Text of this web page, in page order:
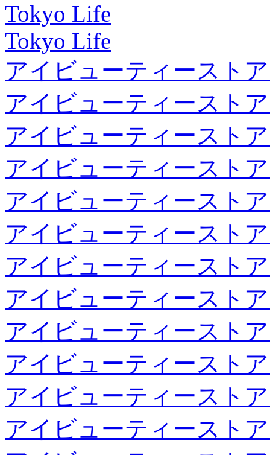
Tokyo Life
Tokyo Life
アイビューティースト
アイビューティースト
アイビューティースト
アイビューティースト
アイビューティースト
アイビューティースト
アイビューティースト
アイビューティースト
アイビューティースト
アイビューティースト
アイビューティースト
アイビューティースト